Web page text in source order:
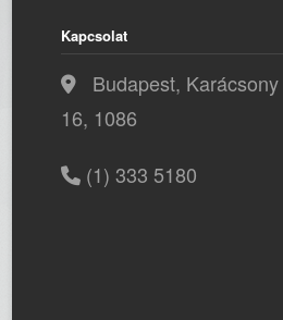
Kapcsolat
Budapest,
16, 1086
(1) 333 5180